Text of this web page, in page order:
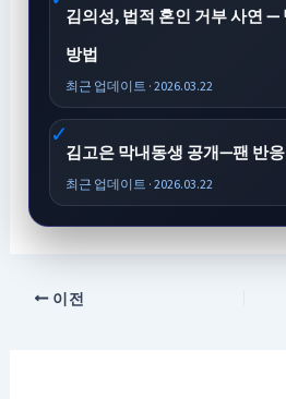
김의성, 법적 혼인 거부 사연 —
방법
최근 업데이트 · 2026.03.22
김고은 막내동생 공개—팬 반
최근 업데이트 · 2026.03.22
이전